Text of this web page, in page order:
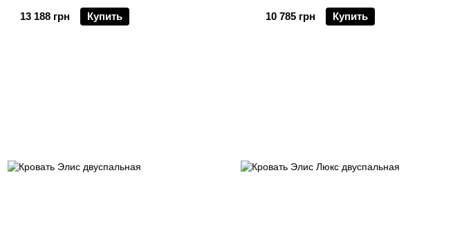
13 188 грн
Купить
10 785 грн
Купить